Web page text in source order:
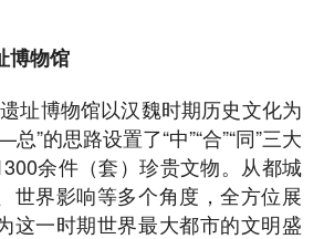
博物馆
址博物馆以汉魏时期历史文化为
”的思路设置了“中”“合”“同”三大
余件（套）珍贵文物。从都城
世界影响等多个角度，全方位展
这一时期世界最大都市的文明盛